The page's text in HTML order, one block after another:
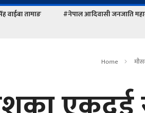
वाईबा तामाङ #नेपाल आदिवासी जनजाति
Home